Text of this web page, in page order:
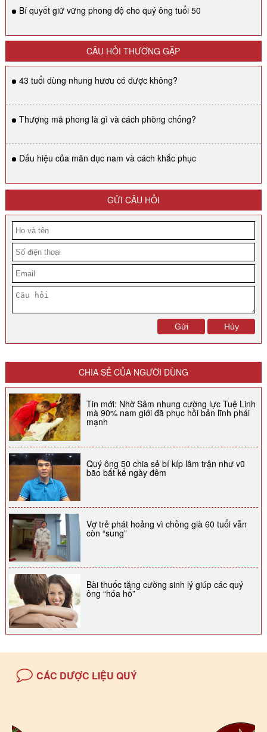
Bí quyết giữ vững phong độ cho quý ông tuổi 50
CÂU HỎI THƯỜNG GẶP
43 tuổi dùng nhung hươu có được không?
Thượng mã phong là gì và cách phòng chống?
Dấu hiệu của mãn dục nam và cách khắc phục
GỬI CÂU HỎI
CHIA SẺ CỦA NGƯỜI DÙNG
Tin mới: Nhờ Sâm nhung cường lực Tuệ Linh
mà 90% nam giới đã phục hồi bản lĩnh phái
mạnh
Quý ông 50 chia sẻ bí kíp lâm trận như vũ
bão bất kể ngày đêm
Vợ trẻ phát hoảng vì chồng già 60 tuổi vẫn
còn “sung”
Bài thuốc tăng cường sinh lý giúp các quý
ông “hóa hổ”
CÁC DƯỢC LIỆU QUÝ